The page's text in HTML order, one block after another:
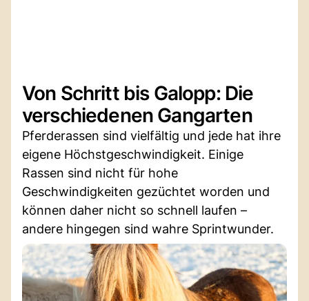
Von Schritt bis Galopp: Die
verschiedenen Gangarten
Pferderassen sind vielfältig und jede hat ihre
eigene Höchstgeschwindigkeit. Einige
Rassen sind nicht für hohe
Geschwindigkeiten gezüchtet worden und
können daher nicht so schnell laufen –
andere hingegen sind wahre Sprintwunder.